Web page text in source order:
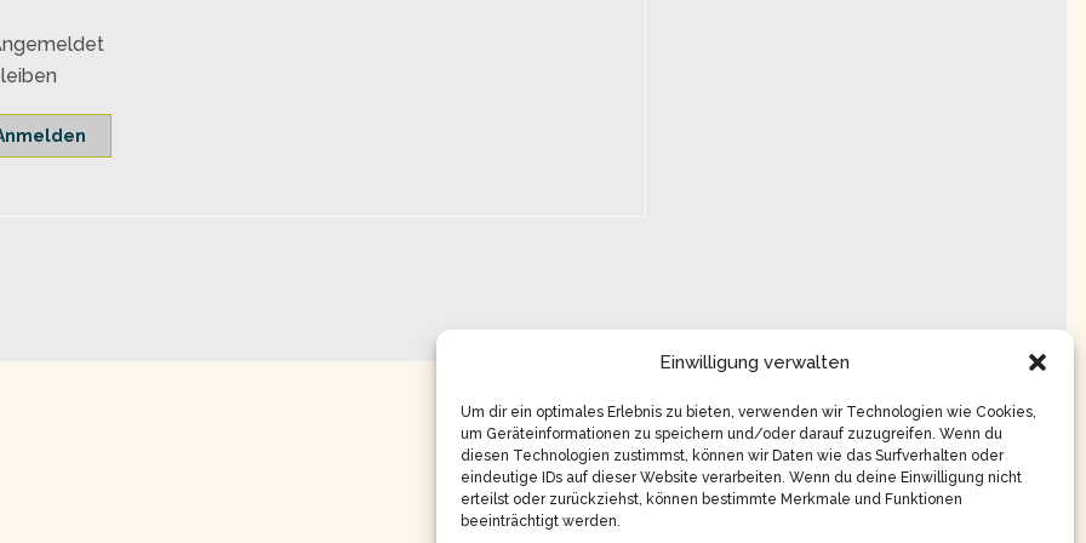
Einwilligung verwalten
Um dir ein optimales Erlebnis zu bieten, verwenden wir Technologien wie Cookies,
um Geräteinformationen zu speichern und/oder darauf zuzugreifen. Wenn du
diesen Technologien zustimmst, können wir Daten wie das Surfverhalten oder
eindeutige IDs auf dieser Website verarbeiten. Wenn du deine Einwilligung nicht
erteilst oder zurückziehst, können bestimmte Merkmale und Funktionen
beeinträchtigt werden.